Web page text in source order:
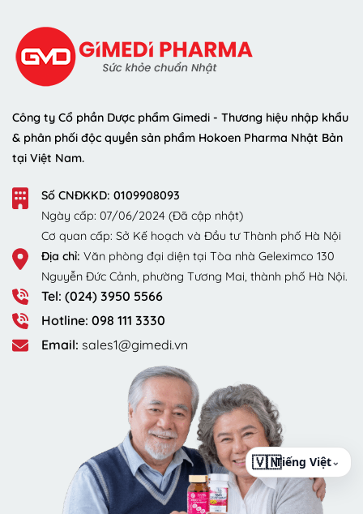
Công ty Cổ phần Dược phẩm Gimedi - Thương hiệu nhập khẩu
& phân phối độc quyền sản phẩm Hokoen Pharma Nhật Bản
tại Việt Nam.
Số CNĐKKD: 0109908093
Ngày cấp: 07/06/2024 (Đã cập nhật)
Cơ quan cấp: Sở Kế hoạch và Đầu tư Thành phố Hà Nội
Địa chỉ: Văn phòng đại diện tại Tòa nhà Geleximco 130
Nguyễn Đức Cảnh, phường Tương Mai, thành phố Hà Nội.
Tel: (024) 3950 5566
Hotline: 098 111 3330
Email: sales1@gimedi.vn
⌄